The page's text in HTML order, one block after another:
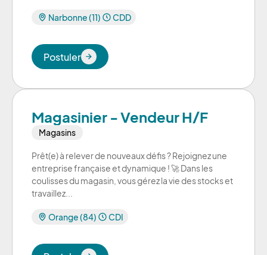
Narbonne (11) CDD
Postuler
Postuler
Magasinier - Vendeur H/F
Magasins
Prêt(e) à relever de nouveaux défis ? Rejoignez une
entreprise française et dynamique ! 🚀 Dans les
coulisses du magasin, vous gérez la vie des stocks et
travaillez...
Orange (84) CDI